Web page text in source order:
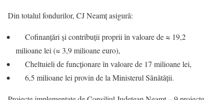
Din totalul fondurilor, CJ Neamț asigură:
Cofinanțări și contribuții proprii în valoare de ≈ 19,2
milioane lei (≈ 3,9 milioane euro),
Cheltuieli de funcționare în valoare de 17 milioane lei,
6,5 milioane lei provin de la Ministerul Sănătății.